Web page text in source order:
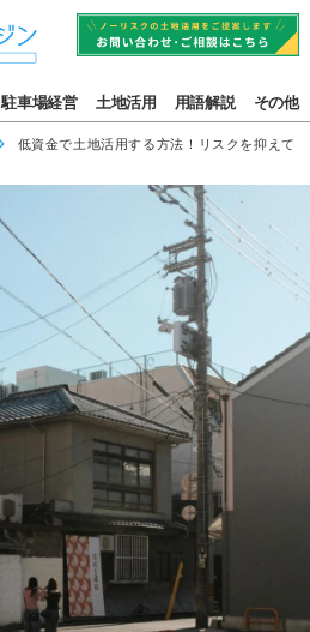
駐車場経営 土地活用 用語解説 その他
低資金で土地活用する方法！リスクを抑えて